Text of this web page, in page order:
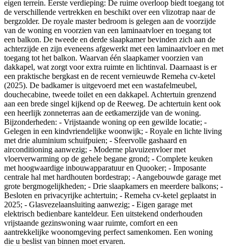
eigen terrein. Eerste verdieping: De ruime overloop biedt toegang tot
de verschillende vertrekken en beschikt over een vlizotrap naar de
bergzolder. De royale master bedroom is gelegen aan de voorzijde
van de woning en voorzien van een laminaatvloer en toegang tot
een balkon. De tweede en derde slaapkamer bevinden zich aan de
achterzijde en zijn eveneens afgewerkt met een laminaatvloer en met
toegang tot het balkon. Waarvan één slaapkamer voorzien van
dakkapel, wat zorgt voor extra ruimte en lichtinval. Daarnaast is er
een praktische bergkast en de recent vernieuwde Remeha cv-ketel
(2025). De badkamer is uitgevoerd met een wastafelmeubel,
douchecabine, tweede toilet en een dakkapel. Achtertuin grenzend
aan een brede singel kijkend op de Reeweg. De achtertuin kent ook
een heerlijk zonneterras aan de eetkamerzijde van de woning.
Bijzonderheden: - Vrijstaande woning op een gewilde locatie; -
Gelegen in een kindvriendelijke woonwijk; - Royale en lichte living
met drie aluminium schuifpuien; - Sfeervolle gashaard en
airconditioning aanwezig; - Moderne plavuizenvloer met
vloerverwarming op de gehele begane grond; - Complete keuken
met hoogwaardige inbouwapparatuur en Quooker; - Imposante
centrale hal met hardhouten bordestrap; - Aangebouwde garage met
grote bergmogelijkheden; - Drie slaapkamers en meerdere balkons; -
Besloten en privacyrijke achtertuin; - Remeha cv-ketel geplaatst in
2025; - Glasvezelaansluiting aanwezig; - Eigen garage met
elektrisch bedienbare kanteldeur. Een uitstekend onderhouden
vrijstaande gezinswoning waar ruimte, comfort en een
aantrekkelijke woonomgeving perfect samenkomen. Een woning
die u beslist van binnen moet ervaren.